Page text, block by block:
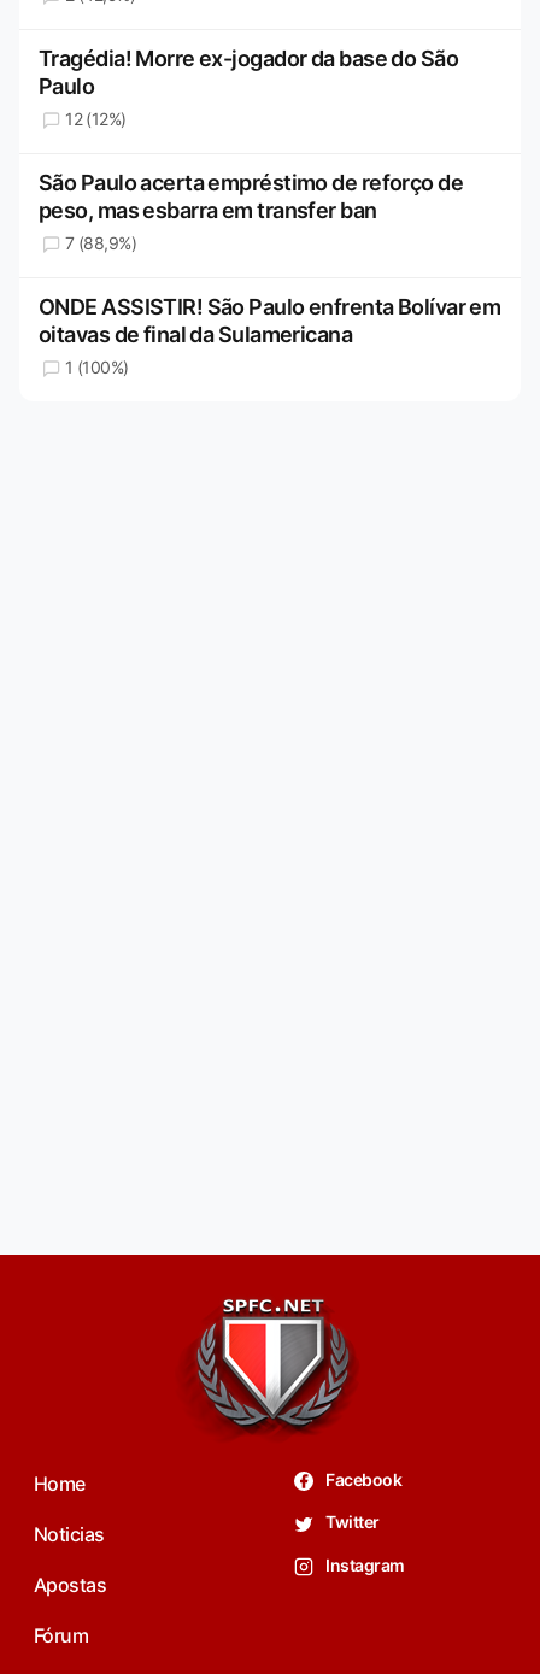
Tragédia! Morre ex-jogador da base do São
Paulo
12 (12%)
São Paulo acerta empréstimo de reforço de
peso, mas esbarra em transfer ban
7 (88,9%)
ONDE ASSISTIR! São Paulo enfrenta Bolívar em
oitavas de final da Sulamericana
1 (100%)
Home
Noticias
Apostas
Fórum
Facebook
Twitter
Instagram